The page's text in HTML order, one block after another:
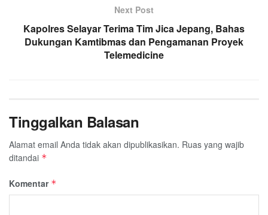
Next Post
Kapolres Selayar Terima Tim Jica Jepang, Bahas
Dukungan Kamtibmas dan Pengamanan Proyek
Telemedicine
Tinggalkan Balasan
Alamat email Anda tidak akan dipublikasikan. Ruas yang wajib
ditandai *
Komentar *